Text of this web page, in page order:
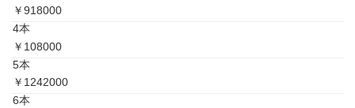
￥918000
4本
￥108000
5本
￥1242000
6本